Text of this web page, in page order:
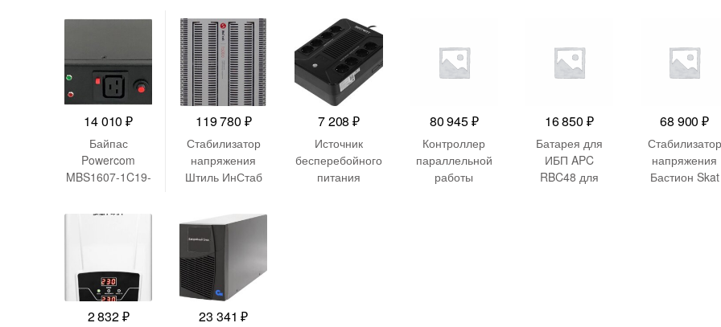
Смарт 800
BE400-
FR/GR/IT/UK
SRT
SRTRU3000RTX
LI-NC 3000Вт
3000ВА черный
14 010₽
Байпас
Powercom
MBS1607-1C19-
119 780 ₽
Стабилизатор
напряжения
Штиль ИнСтаб
15000ВА белый
7 208₽
Источник
бесперебойного
питания
80 945₽
Контроллер
параллельной
работы
16 850 ₽
Батарея для
ИБП APC
RBC48 для
68 900₽
Стабилизатор
напряжения
Бастион Skat
2 832₽ 23 341₽